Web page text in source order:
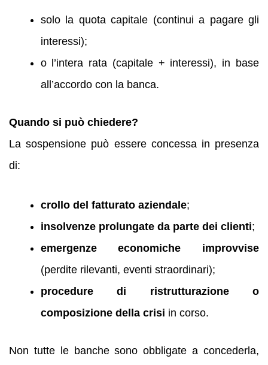
solo la quota capitale (continui a pagare gli
interessi);
o l’intera rata (capitale + interessi), in base
all’accordo con la banca.
Quando si può chiedere?
La sospensione può essere concessa in presenza
di:
crollo del fatturato aziendale;
insolvenze prolungate da parte dei clienti;
emergenze economiche improvvise
(perdite rilevanti, eventi straordinari);
procedure di ristrutturazione o
composizione della crisi in corso.
Non tutte le banche sono obbligate a concederla,